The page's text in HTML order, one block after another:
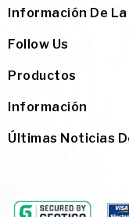
Información De
Follow Us
Productos
Información
Últimas Noticias